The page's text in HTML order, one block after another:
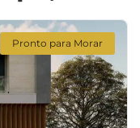
Pronto para Morar